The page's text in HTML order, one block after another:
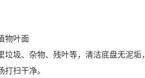
物叶面
垃圾、杂物、残叶等，清洁底盘无泥垢
打扫干净。